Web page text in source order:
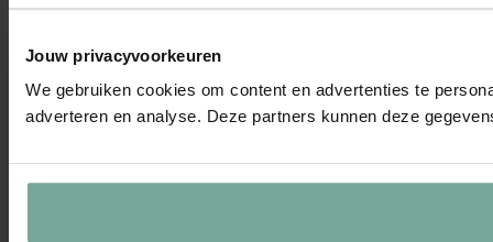
Jouw privacyvoorkeuren
We gebruiken cookies om content en advertenties te
adverteren en analyse. Deze partners kunnen deze